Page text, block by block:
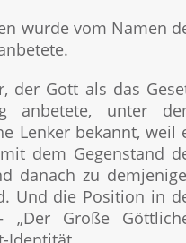
wurde vom Namen
der Gott als das
anbetete, unter
Lenker bekannt, weil
dem Gegenstand
danach zu
Und die Position in
„Der Große